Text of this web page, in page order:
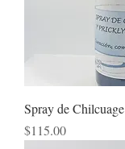
Spray de Chilcuage
Precio
$115.00